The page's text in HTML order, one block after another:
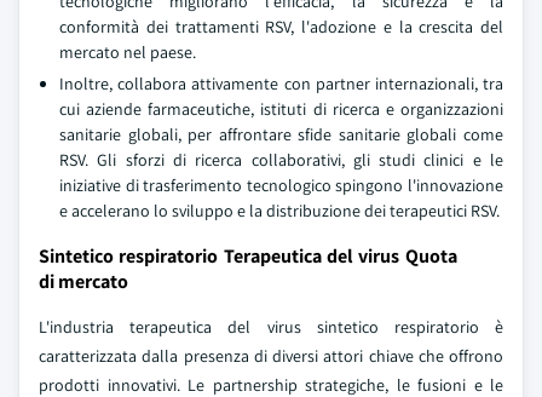
conformità dei trattamenti RSV, l'adozione e la crescita del
mercato nel paese.
Inoltre, collabora attivamente con partner internazionali, tra
cui aziende farmaceutiche, istituti di ricerca e organizzazioni
sanitarie globali, per affrontare sfide sanitarie globali come
RSV. Gli sforzi di ricerca collaborativi, gli studi clinici e le
iniziative di trasferimento tecnologico spingono l'innovazione
e accelerano lo sviluppo e la distribuzione dei terapeutici RSV.
Sintetico respiratorio Terapeutica del virus Quota
di mercato
L'industria terapeutica del virus sintetico respiratorio è
caratterizzata dalla presenza di diversi attori chiave che offrono
prodotti innovativi. Le partnership strategiche, le fusioni e le